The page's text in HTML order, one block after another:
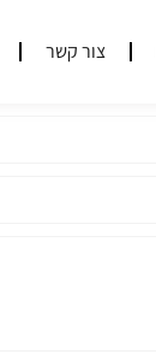
צור קשר